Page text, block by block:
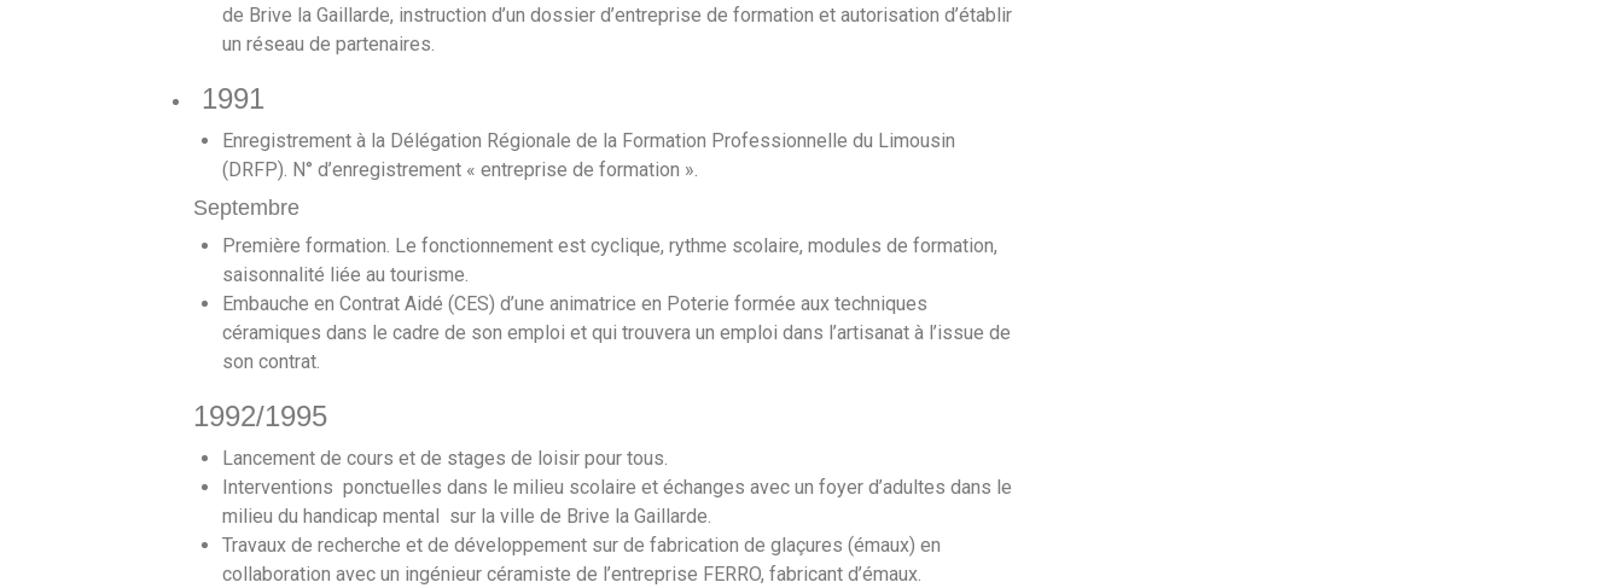
de Brive la Gaillarde, instruction d’un dossier d’entreprise de formation et autorisation d’établir
un réseau de partenaires.
1991
Enregistrement à la Délégation Régionale de la Formation Professionnelle du Limousin
(DRFP). N° d’enregistrement « entreprise de formation ».
Septembre
Première formation. Le fonctionnement est cyclique, rythme scolaire, modules de formation,
saisonnalité liée au tourisme.
Embauche en Contrat Aidé (CES) d’une animatrice en Poterie formée aux techniques
céramiques dans le cadre de son emploi et qui trouvera un emploi dans l’artisanat à l’issue de
son contrat.
1992/1995
Lancement de cours et de stages de loisir pour tous.
Interventions ponctuelles dans le milieu scolaire et échanges avec un foyer d’adultes dans le
milieu du handicap mental sur la ville de Brive la Gaillarde.
Travaux de recherche et de développement sur de fabrication de glaçures (émaux) en
collaboration avec un ingénieur céramiste de l’entreprise FERRO, fabricant d’émaux.